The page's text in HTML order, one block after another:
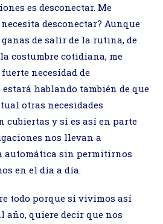
es desconectar. Me
desconectar? Aunque
ganas de salir de la rutina, de
costumbre cotidiana, me
necesidad de
estará hablando también de que
otras necesidades
cubiertas y si es así en parte
nos llevan a
automática sin permitirnos
en el día a día.
todo porque si vivimos así
año, quiere decir que nos